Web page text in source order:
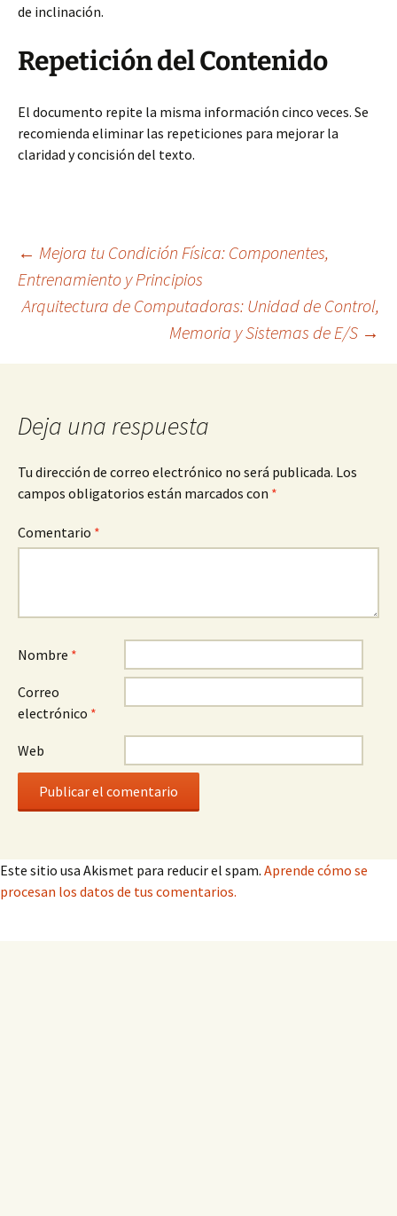
de inclinación.
Repetición del Contenido
El documento repite la misma información cinco veces. Se
recomienda eliminar las repeticiones para mejorar la
claridad y concisión del texto.
Navegación
de
entradas
← Mejora tu Condición Física: Componentes,
Entrenamiento y Principios
Arquitectura de Computadoras: Unidad de Control,
Memoria y Sistemas de E/S →
Deja una respuesta
Tu dirección de correo electrónico no será publicada. Los
campos obligatorios están marcados con *
Comentario *
Nombre *
Correo
electrónico *
Web
Este sitio usa Akismet para reducir el spam. Aprende cómo se
procesan los datos de tus comentarios.